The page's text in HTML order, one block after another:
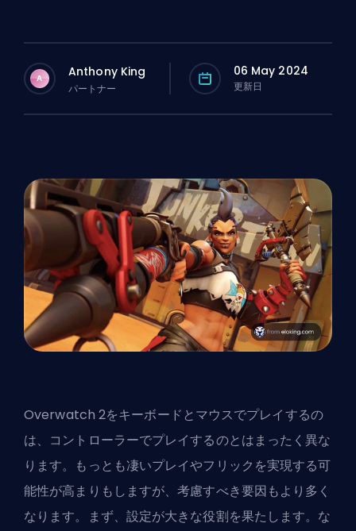
A Anthony King
パートナー
06 May 2024
更新日
Overwatch 2をキーボードとマウスでプレイするの
は、コントローラーでプレイするのとはまったく異な
ります。もっとも凄いプレイやフリックを実現する可
能性が高まりもしますが、考慮すべき要因もより多く
なります。まず、設定が大きな役割を果たします。な